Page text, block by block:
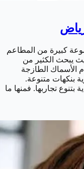
كبيرة من المطاعم
يبحث الكثير من
الأسماك الطازجة
بنكهات متنوعة.
تجاربها. فمنها ما